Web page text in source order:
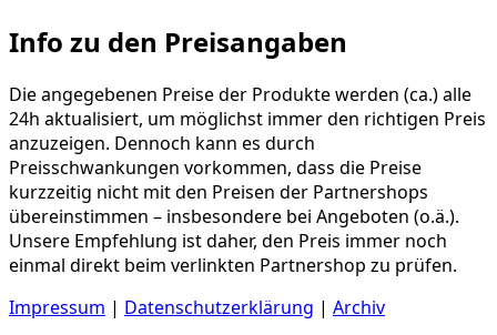
Info zu den Preisangaben
Die angegebenen Preise der Produkte werden (ca.) alle
24h aktualisiert, um möglichst immer den richtigen Preis
anzuzeigen. Dennoch kann es durch
Preisschwankungen vorkommen, dass die Preise
kurzzeitig nicht mit den Preisen der Partnershops
übereinstimmen – insbesondere bei Angeboten (o.ä.).
Unsere Empfehlung ist daher, den Preis immer noch
einmal direkt beim verlinkten Partnershop zu prüfen.
Impressum | Datenschutzerklärung | Archiv